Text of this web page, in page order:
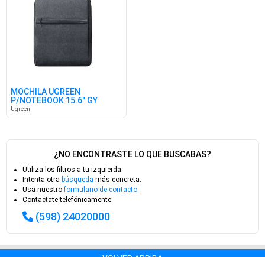
MOCHILA UGREEN
P/NOTEBOOK 15.6" GY
Ugreen
¿NO ENCONTRASTE LO QUE BUSCABAS?
Utiliza los filtros a tu izquierda.
Intenta otra búsqueda más concreta.
Usa nuestroformulario de contacto.
Contactate telefónicamente:
(598) 24020000